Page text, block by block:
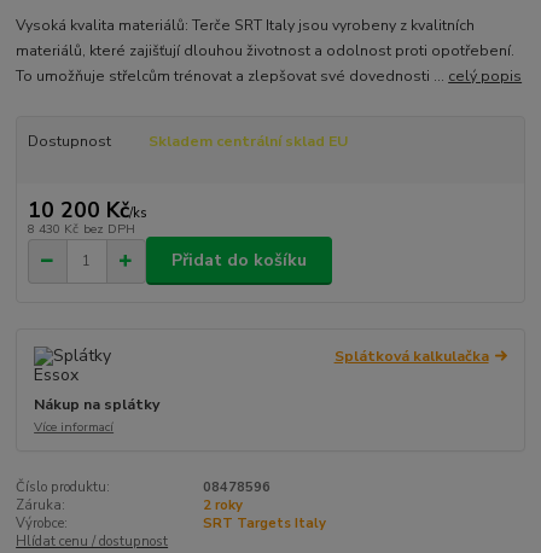
Vysoká kvalita materiálů: Terče SRT Italy jsou vyrobeny z kvalitních
materiálů, které zajišťují dlouhou životnost a odolnost proti opotřebení.
To umožňuje střelcům trénovat a zlepšovat své dovednosti ... celý popis
Dostupnost Skladem centrální sklad EU
10 200 Kč/ks
8 430 Kč bez DPH
Přidat do košíku
Splátková kalkulačka
Nákup na splátky
Více informací
Číslo produktu:
08478596
Záruka:
2 roky
Výrobce:
SRT Targets Italy
Hlídat cenu / dostupnost